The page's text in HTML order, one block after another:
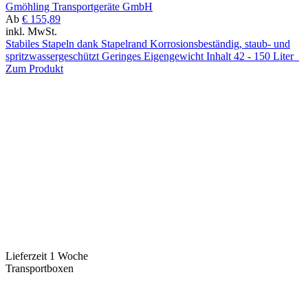
Gmöhling Transportgeräte GmbH
Ab € 155,89
inkl. MwSt.
Stabiles Stapeln dank Stapelrand Korrosionsbeständig, staub- und
spritzwassergeschützt Geringes Eigengewicht Inhalt 42 - 150 Liter
Zum Produkt
Lieferzeit 1 Woche
Transportboxen